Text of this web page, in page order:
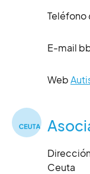
Teléfono
E-mail
Web
Ceuta